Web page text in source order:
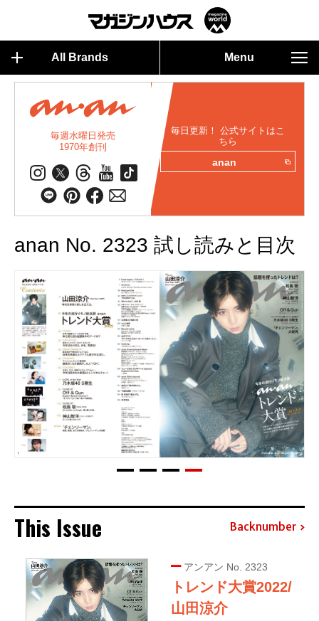
All Brands Menu
毎週水曜日発売
1970年創刊
毎日更新！ 公式サイトはこ
ちら
anan
anan No. 2323 試し読みと目次
This Issue Backnumber
アンアン No. 2323
トレンド大賞2022/
山田涼介